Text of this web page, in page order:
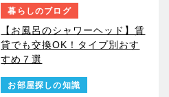
暮らしのブログ
【お風呂のシャワーヘッド】賃
貸でも交換OK！タイプ別おす
すめ７選
お部屋探しの知識